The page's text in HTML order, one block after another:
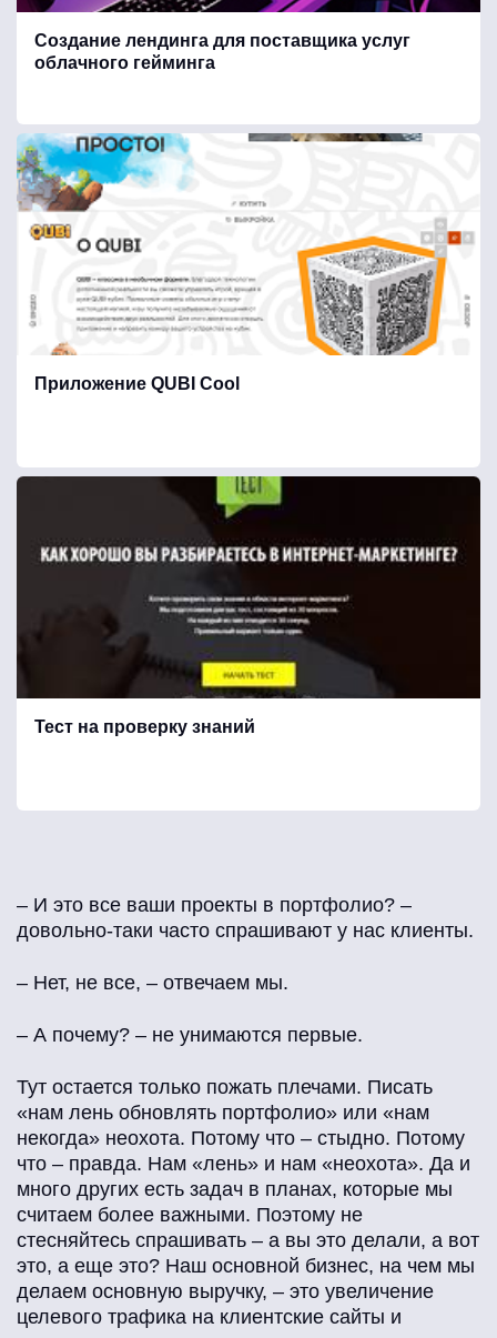
Для китайского рынка
Искусство
Косметика / бытовая химия
Красота и здоровье
Мобильные приложения / игры
Музыка / звукозапись
Образование/ курсы / вебинары
Полиграфия / упаковка
Продажа товаров
Продажа услуг
Путешествия / туризм
Создание лендинга для поставщика услуг
облачного гейминга
Приложение QUBI Cool
Тест на проверку знаний
– И это все ваши проекты в портфолио? –
довольно-таки часто спрашивают у нас клиенты.
– Нет, не все, – отвечаем мы.
– А почему? – не унимаются первые.
Тут остается только пожать плечами. Писать
«нам лень обновлять портфолио» или «нам
некогда» неохота. Потому что – стыдно. Потому
что – правда. Нам «лень» и нам «неохота». Да и
много других есть задач в планах, которые мы
считаем более важными. Поэтому не
стесняйтесь спрашивать – а вы это делали, а вот
это, а еще это? Наш основной бизнес, на чем мы
делаем основную выручку, – это увеличение
целевого трафика на клиентские сайты и